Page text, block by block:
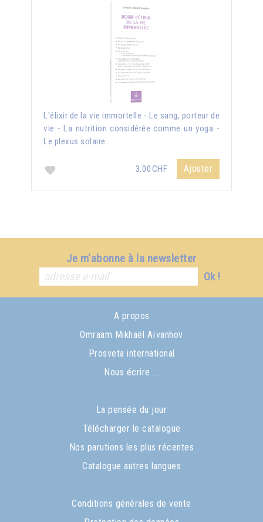
L'élixir de la vie immortelle - Le sang, porteur de
vie - La nutrition considérée comme un yoga -
Le plexus solaire.
3.00CHF Ajouter
Je m'abonne à la newsletter
Ok !
A propos
Omraam Mikhaël Aïvanhov
Prosveta international
Nous écrire ...
La pensée du jour
Télécharger le catalogue
Nos parutions les plus récentes
Catalogue autres langues
Conditions générales de vente